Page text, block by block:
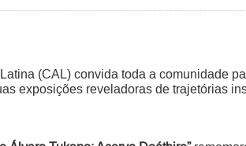
(CAL) convida toda a comunidade
exposições reveladoras de trajetórias